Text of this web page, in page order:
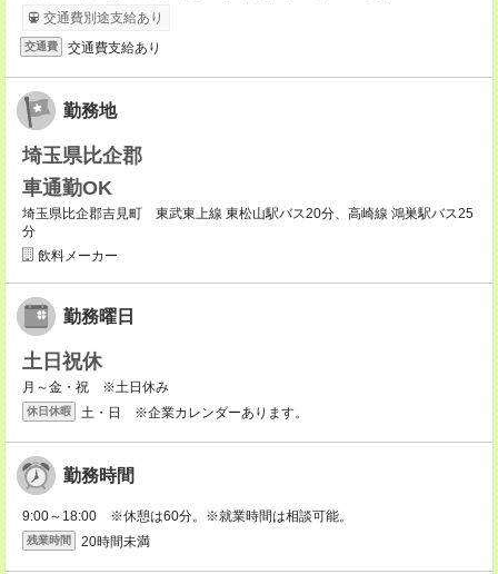
交通費別途支給あり
交通費 交通費支給あり
勤務地
埼玉県比企郡
車通勤OK
埼玉県比企郡吉見町 東武東上線 東松山駅バス20分、高崎線 鴻巣駅バス25
分
飲料メーカー
勤務曜日
土日祝休
月～金・祝 ※土日休み
休日休暇 土・日 ※企業カレンダーあります。
勤務時間
9:00～18:00 ※休憩は60分。※就業時間は相談可能。
残業時間 20時間未満